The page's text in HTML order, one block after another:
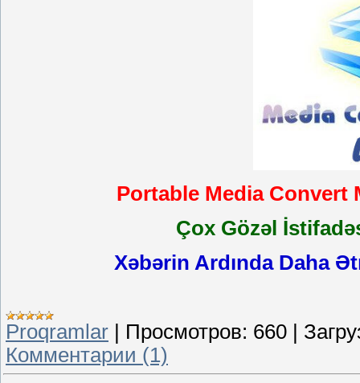
Portable Media Convert
Çox Gözəl
Xəbərin Ardında Daha
Proqramlar Просмотров: 660
Комментарии (1)